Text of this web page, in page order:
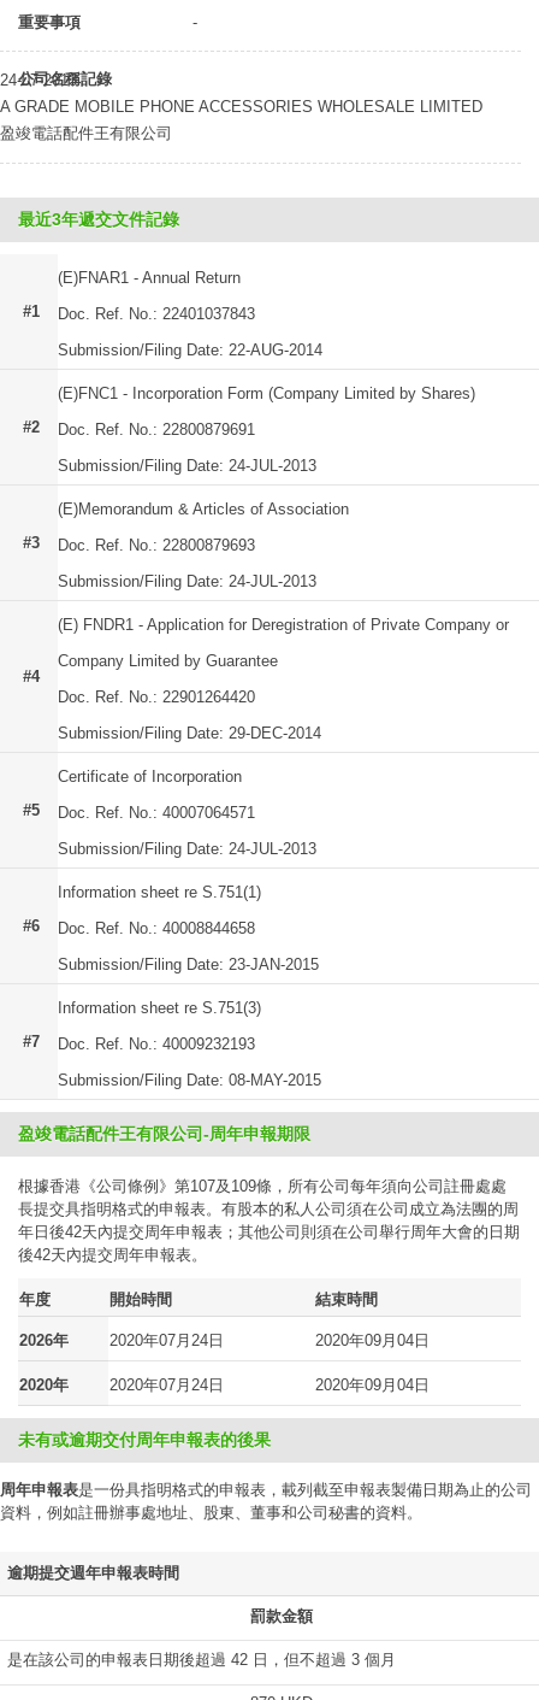
重要事項 -
公司名稱記錄
24-07-2013
A GRADE MOBILE PHONE ACCESSORIES WHOLESALE LIMITED
盈竣電話配件王有限公司
最近3年遞交文件記錄
#1
(E)FNAR1 - Annual Return
Doc. Ref. No.: 22401037843
Submission/Filing Date: 22-AUG-2014
#2
(E)FNC1 - Incorporation Form (Company Limited by Shares)
Doc. Ref. No.: 22800879691
Submission/Filing Date: 24-JUL-2013
#3
(E)Memorandum & Articles of Association
Doc. Ref. No.: 22800879693
Submission/Filing Date: 24-JUL-2013
#4
(E) FNDR1 - Application for Deregistration of Private Company or
Company Limited by Guarantee
Doc. Ref. No.: 22901264420
Submission/Filing Date: 29-DEC-2014
#5
Certificate of Incorporation
Doc. Ref. No.: 40007064571
Submission/Filing Date: 24-JUL-2013
#6
Information sheet re S.751(1)
Doc. Ref. No.: 40008844658
Submission/Filing Date: 23-JAN-2015
#7
Information sheet re S.751(3)
Doc. Ref. No.: 40009232193
Submission/Filing Date: 08-MAY-2015
盈竣電話配件王有限公司-周年申報期限
根據香港《公司條例》第107及109條，所有公司每年須向公司註冊處處
長提交具指明格式的申報表。有股本的私人公司須在公司成立為法團的周
年日後42天內提交周年申報表；其他公司則須在公司舉行周年大會的日期
後42天內提交周年申報表。
年度 開始時間 結束時間
2026年 2020年07月24日 2020年09月04日
2020年 2020年07月24日 2020年09月04日
未有或逾期交付周年申報表的後果
周年申報表是一份具指明格式的申報表，載列截至申報表製備日期為止的公司
資料，例如註冊辦事處地址、股東、董事和公司秘書的資料。
逾期提交週年申報表時間
罰款金額
是在該公司的申報表日期後超過 42 日，但不超過 3 個月